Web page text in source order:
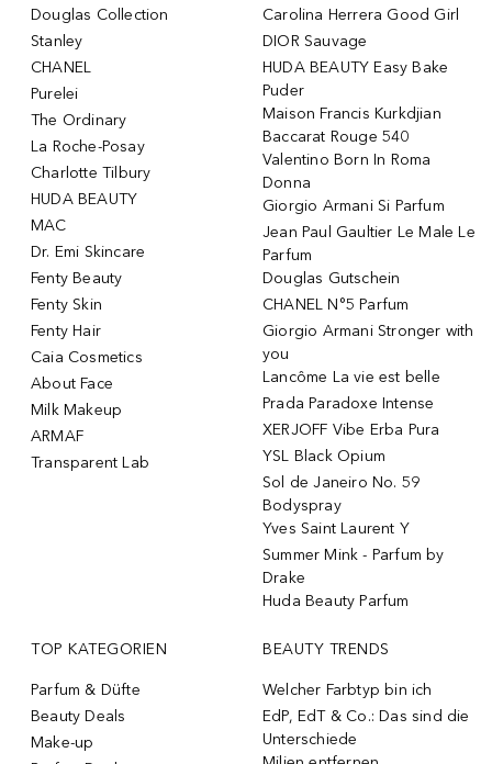
Douglas Collection
Stanley
CHANEL
Purelei
The Ordinary
La Roche-Posay
Charlotte Tilbury
HUDA BEAUTY
MAC
Dr. Emi Skincare
Fenty Beauty
Fenty Skin
Fenty Hair
Caia Cosmetics
About Face
Milk Makeup
ARMAF
Transparent Lab
Carolina Herrera Good Girl
DIOR Sauvage
HUDA BEAUTY Easy Bake
Puder
Maison Francis Kurkdjian
Baccarat Rouge 540
Valentino Born In Roma
Donna
Giorgio Armani Si Parfum
Jean Paul Gaultier Le Male Le
Parfum
Douglas Gutschein
CHANEL N°5 Parfum
Giorgio Armani Stronger with
you
Lancôme La vie est belle
Prada Paradoxe Intense
XERJOFF Vibe Erba Pura
YSL Black Opium
Sol de Janeiro No. 59
Bodyspray
Yves Saint Laurent Y
Summer Mink - Parfum by
Drake
Huda Beauty Parfum
TOP KATEGORIEN
Parfum & Düfte
Beauty Deals
Make-up
BEAUTY TRENDS
Welcher Farbtyp bin ich
EdP, EdT & Co.: Das sind die
Unterschiede